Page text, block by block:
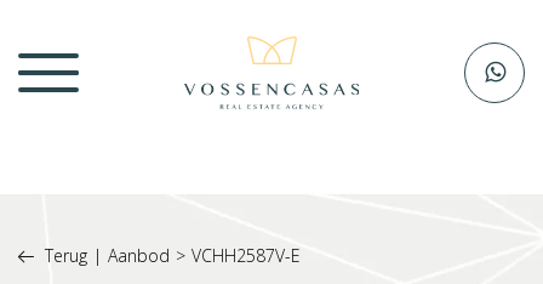
Terug | Aanbod > VCHH2587V-E